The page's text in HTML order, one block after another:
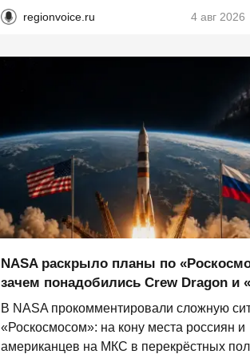
regionvoice.ru 4 авг 2026
NASA раскрыло планы по
зачем понадобились Crew Dragon и
В NASA прокомментировали сложную
«Роскосмосом»: на кону места россиян и
американцев на МКС в перекрёстных